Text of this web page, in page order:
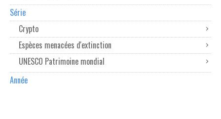
Série
Crypto
Espèces menacées d'extinction
UNESCO Patrimoine mondial
Année